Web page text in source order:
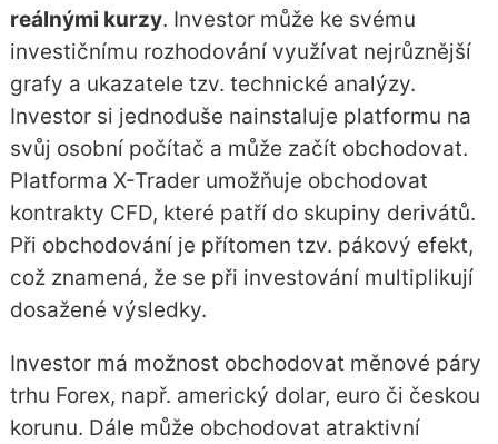
reálnými kurzy. Investor může ke svému
investičnímu rozhodování využívat nejrůznější
grafy a ukazatele tzv. technické analýzy.
Investor si jednoduše nainstaluje platformu na
svůj osobní počítač a může začít obchodovat.
Platforma X-Trader umožňuje obchodovat
kontrakty CFD, které patří do skupiny derivátů.
Při obchodování je přítomen tzv. pákový efekt,
což znamená, že se při investování multiplikují
dosažené výsledky.
Investor má možnost obchodovat měnové páry
trhu Forex, např. americký dolar, euro či českou
korunu. Dále může obchodovat atraktivní